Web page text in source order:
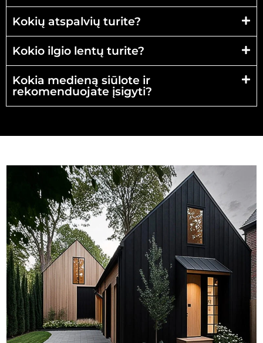
Kokių atspalvių turite?
Kokio ilgio lentų turite?
Kokia medieną siūlote ir
rekomenduojate įsigyti?